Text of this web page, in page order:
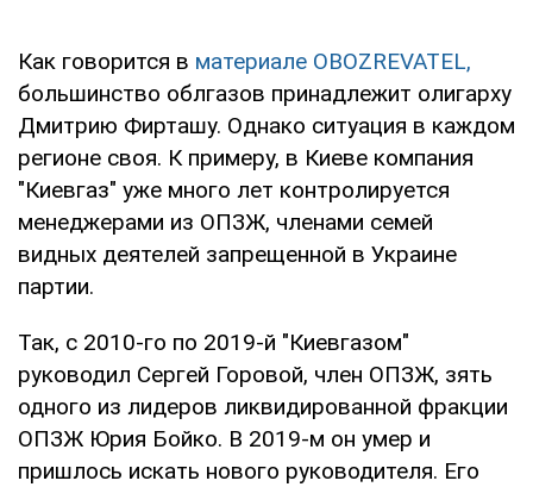
Как говорится в материале OBOZREVATEL,
большинство облгазов принадлежит олигарху
Дмитрию Фирташу. Однако ситуация в каждом
регионе своя. К примеру, в Киеве компания
"Киевгаз" уже много лет контролируется
менеджерами из ОПЗЖ, членами семей
видных деятелей запрещенной в Украине
партии.
Так, с 2010-го по 2019-й "Киевгазом"
руководил Сергей Горовой, член ОПЗЖ, зять
одного из лидеров ликвидированной фракции
ОПЗЖ Юрия Бойко. В 2019-м он умер и
пришлось искать нового руководителя. Его